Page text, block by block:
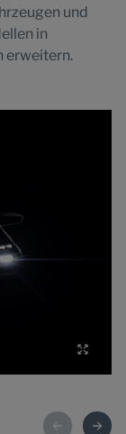
und
in
erweitern.